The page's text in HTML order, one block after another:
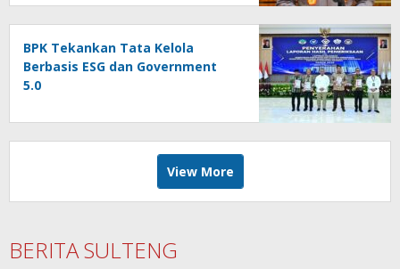
BPK Tekankan Tata Kelola
Berbasis ESG dan Government
5.0
View More
BERITA SULTENG